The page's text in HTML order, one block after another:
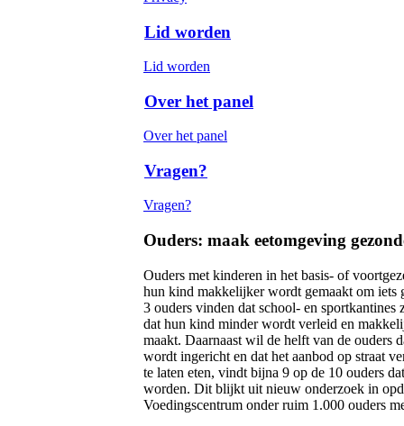
Lid worden
Lid worden
Over het panel
Over het panel
Vragen?
Vragen?
Ouders: maak eetomgeving
Ouders met kinderen in het basis- of
hun kind makkelijker wordt gemaakt om iets
3 ouders vinden dat school- en sportkantines
dat hun kind minder wordt verleid en
maakt. Daarnaast wil de helft van de ouders
wordt ingericht en dat het aanbod op straat
te laten eten, vindt bijna 9 op de 10 ouders
worden. Dit blijkt uit nieuw onderzoek in
Voedingscentrum onder ruim 1.000 ouders